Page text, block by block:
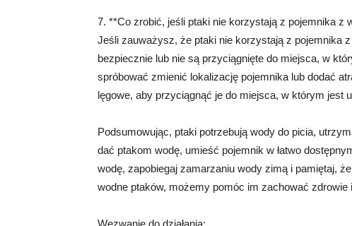
7. **Co zrobić, jeśli ptaki nie korzystają z pojemnika z
Jeśli zauważysz, że ptaki nie korzystają z pojemnika
bezpiecznie lub nie są przyciągnięte do miejsca, w
spróbować zmienić lokalizację pojemnika lub dodać
lęgowe, aby przyciągnąć je do miejsca, w którym jest
Podsumowując, ptaki potrzebują wody do picia,
dać ptakom wodę, umieść pojemnik w łatwo
wodę, zapobiegaj zamarzaniu wody zimą i pamiętaj,
wodne ptaków, możemy pomóc im zachować zdrowie